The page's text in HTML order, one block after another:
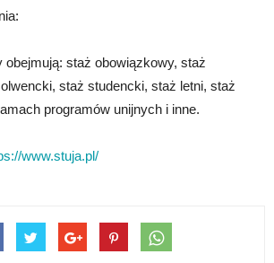
obejmują: staż obowiązkowy, staż
staż studencki, staż letni, staż
programów unijnych i inne.
www.stuja.pl/